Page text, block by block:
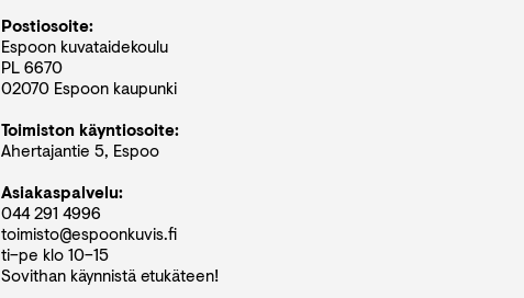
Postiosoite:
Espoon kuvataidekoulu
PL 6670
02070 Espoon kaupunki
Toimiston käyntiosoite:
Ahertajantie 5, Espoo
Asiakaspalvelu:
044 291 4996
toimisto@espoonkuvis.fi
ti–pe klo 10–15
Sovithan käynnistä etukäteen!